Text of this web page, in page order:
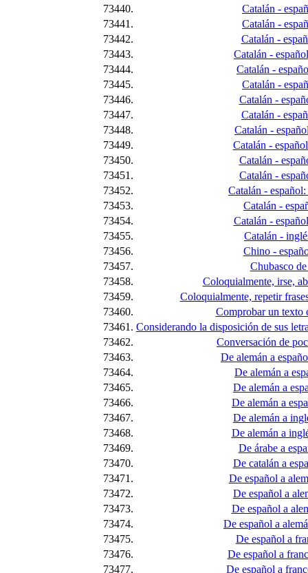
73440.
Catalán -
73441.
Catalán -
73442.
Catalán -
73443.
Catalán -
73444.
Catalán -
73445.
Catalán -
73446.
Catalán -
73447.
Catalán -
73448.
Catalán -
73449.
Catalán -
73450.
Catalán -
73451.
Catalán -
73452.
Catalán - español:
73453.
Catalán -
73454.
Catalán -
73455.
Catalán -
73456.
Chino -
73457.
Chubasco
73458.
Coloquialmente, irse,
73459.
Coloquialmente, repetir
73460.
Comprobar un texto
73461. Considerando la disposición de sus
73462.
Conversación de
73463.
De alemán a
73464.
De alemán a
73465.
De alemán a
73466.
De alemán a
73467.
De alemán a
73468.
De alemán a
73469.
De árabe a
73470.
De catalán a
73471.
De español a
73472.
De español a
73473.
De español a
73474.
De español a
73475.
De español a
73476.
De español a
73477.
De español a